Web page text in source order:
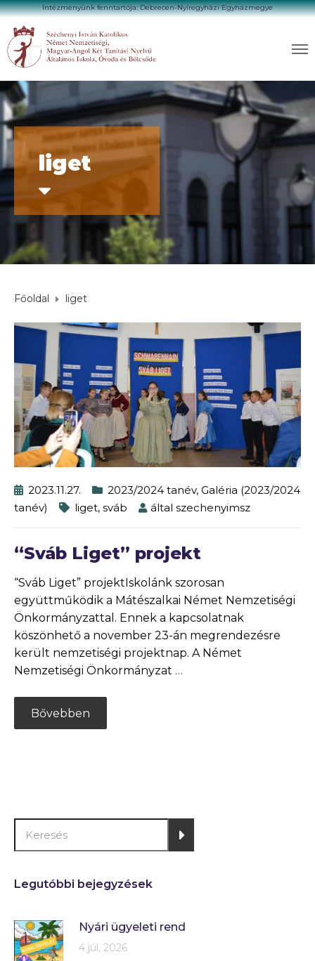
Intézményünk fenntartója: Debrecen-Nyíregyházi Egyházmegye
liget
Főoldal liget
2023.11.27. 2023/2024 tanév, Galéria (2023/2024
tanév)
liget, sváb által szechenyimsz
“Sváb Liget” projekt
“Sváb Liget” projektIskolánk szorosan
együttműködik a Mátészalkai Német Nemzetiségi
Önkormányzattal. Ennek a kapcsolatnak
köszönhető a november 23-án megrendezésre
került nemzetiségi projektnap. A Német
Nemzetiségi Önkormányzat …
Bővebben
Legutóbbi bejegyzések
Nyári ügyeleti rend
4 júl, 2026